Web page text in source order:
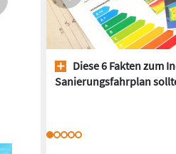
Diese 6 Fakten zum
Sanierungsfahrplan